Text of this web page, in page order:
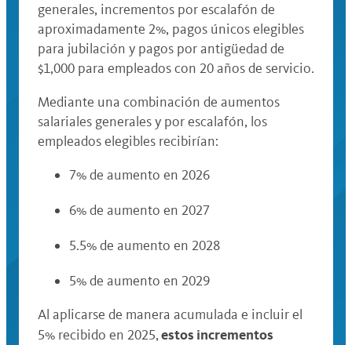
generales, incrementos por escalafón de
aproximadamente 2%, pagos únicos elegibles
para jubilación y pagos por antigüedad de
$1,000 para empleados con 20 años de servicio.
Mediante una combinación de aumentos
salariales generales y por escalafón, los
empleados elegibles recibirían:
7% de aumento en 2026
6% de aumento en 2027
5.5% de aumento en 2028
5% de aumento en 2029
Al aplicarse de manera acumulada e incluir el
5% recibido en 2025,estos incrementos